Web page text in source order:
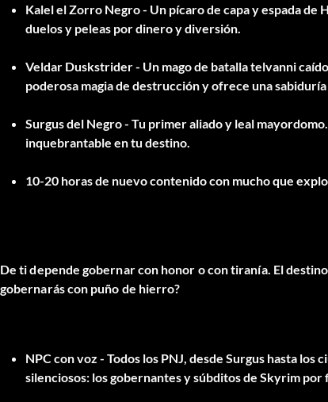
Kalel el Zorro Negro- Un pícaro de capa y espada de
duelos y peleas por dinero y diversión.
Veldar Duskstrider- Un mago de batalla telvanni
poderosa magia de destrucción y ofrece una
Surgus del Negro- Tu primer aliado y leal
inquebrantable en tu destino.
10-20 horas de nuevo contenido con mucho que
De ti depende gobernar con honor o con tiranía. El
gobernarás con puño de hierro?
NPC con voz - Todos los PNJ, desde Surgus hasta
silenciosos: los gobernantes y súbditos de Skyrim por